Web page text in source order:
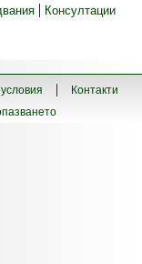
Консултации
Контакти